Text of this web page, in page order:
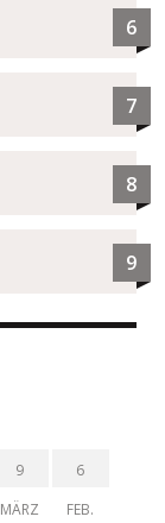
6
7
8
9
9
MÄRZ
6
FEB.